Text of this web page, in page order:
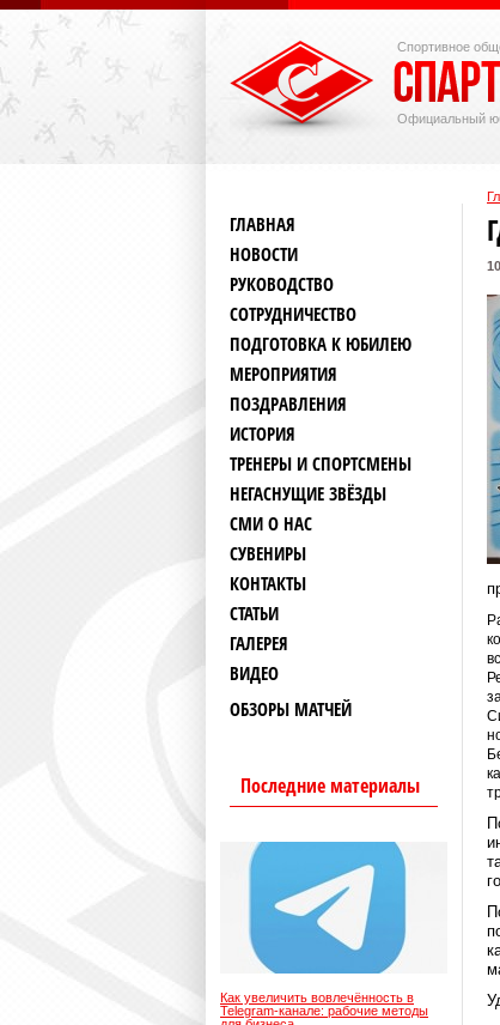
Спортивное
Официальный
ГЛАВНАЯ
НОВОСТИ
РУКОВОДСТВО
СОТРУДНИЧЕСТВО
ПОДГОТОВКА К ЮБИЛЕЮ
МЕРОПРИЯТИЯ
ПОЗДРАВЛЕНИЯ
ИСТОРИЯ
ТРЕНЕРЫ И СПОРТСМЕНЫ
НЕГАСНУЩИЕ ЗВЁЗДЫ
СМИ О НАС
СУВЕНИРЫ
КОНТАКТЫ
СТАТЬИ
ГАЛЕРЕЯ
ВИДЕО
ОБЗОРЫ МАТЧЕЙ
Последние материалы
Как увеличить вовлечённость в
Telegram-канале: рабочие методы